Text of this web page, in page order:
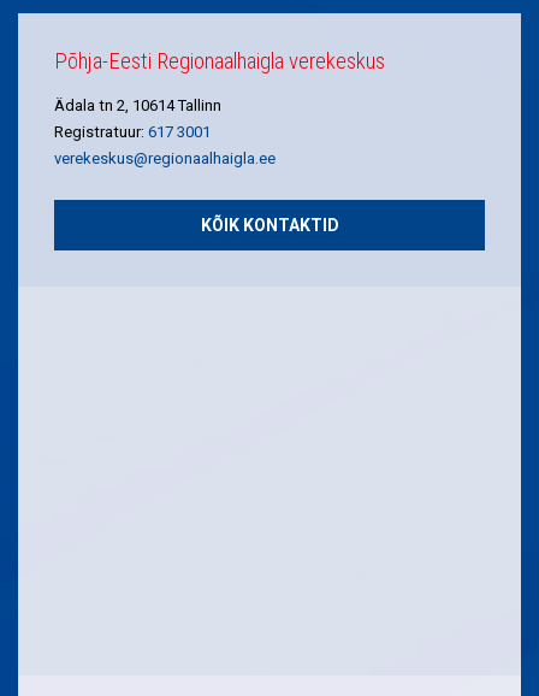
Põhja-Eesti Regionaalhaigla verekeskus
Ädala tn 2, 10614 Tallinn
Registratuur: 617 3001
verekeskus@regionaalhaigla.ee
KÕIK KONTAKTID